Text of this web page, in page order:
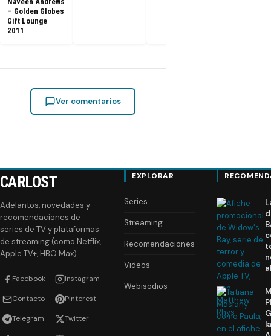
– Golden Globes
Gift Lounge
2011
Ver comentarios
CARLOST
Adelantos, novedades y
recomendaciones de
series de TV y plataformas
de streaming (como Netflix,
Apple TV+, HBO Max).
Facebook Instagram
Contacto Pinterest
Telegram Twitter
EXPLORAR
Series
Streaming
Recomendaciones
Videos
Webisodios